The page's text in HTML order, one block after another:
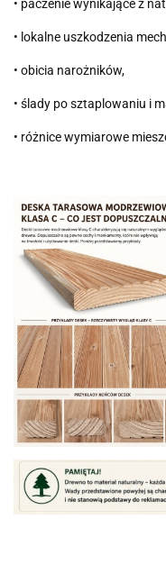
• paczenie wynikające z
• lokalne uszkodzenia
• obicia narożników,
• ślady po sztaplowaniu i
• różnice wymiarowe